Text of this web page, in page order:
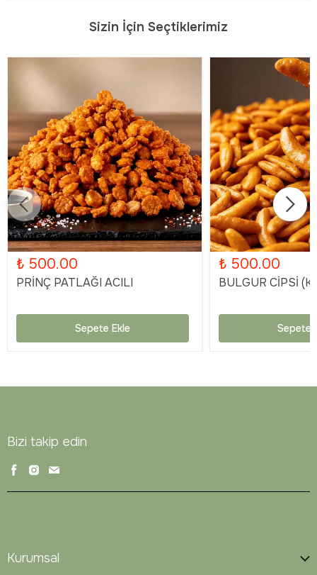
Sizin İçin Seçtiklerimiz
₺ 500.00
PRİNÇ PATLAĞI ACILI
Sepete Ekle
₺ 500.00
BULGUR CİPSİ
Sepete
Bizi takip edin
Kurumsal